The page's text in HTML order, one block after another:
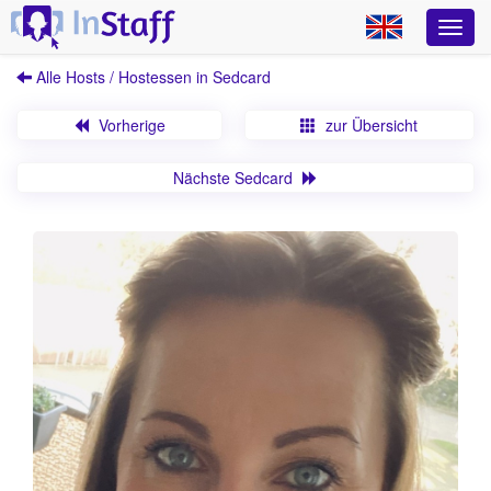
Alle Hosts / Hostessen in Sedcard
Vorherige zur Übersicht
Nächste Sedcard